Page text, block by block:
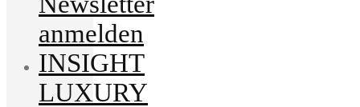
anmelden
INSIGHT
LUXURY